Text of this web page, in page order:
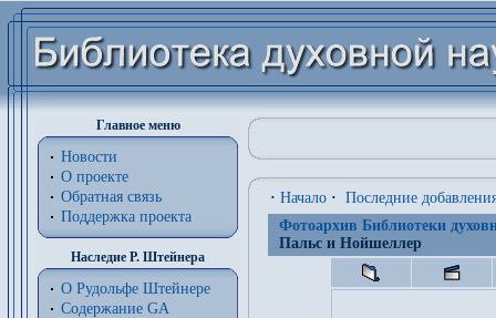
Главное меню
Новости
О проекте
Обратная связь
Поддержка проекта
Наследие Р. Штейнера
О Рудольфе Штейнере
Содержание GA
· Начало · Последние
Фотоархив Библиотеки
Пальс и Нойшеллер